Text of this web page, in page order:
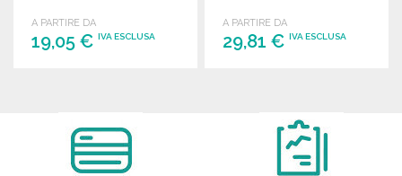
A PARTIRE DA
19,05 € IVA ESCLUSA
A PARTIRE DA
29,81 €IVA ESCLUSA